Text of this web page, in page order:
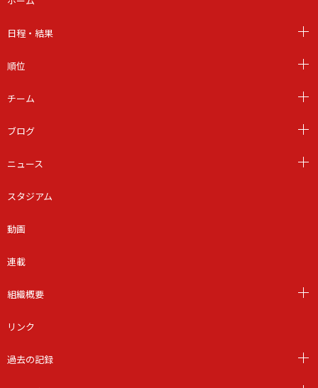
日程・結果
順位
チーム
ブログ
ニュース
スタジアム
動画
連載
組織概要
リンク
過去の記録